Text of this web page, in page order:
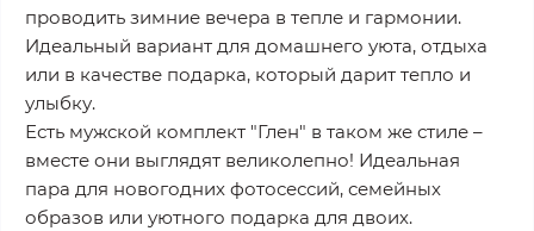
проводить зимние вечера в тепле и гармонии.
Идеальный вариант для домашнего уюта, отдыха
или в качестве подарка, который дарит тепло и
улыбку.
Есть мужской комплект "Глен" в таком же стиле –
вместе они выглядят великолепно! Идеальная
пара для новогодних фотосессий, семейных
образов или уютного подарка для двоих.